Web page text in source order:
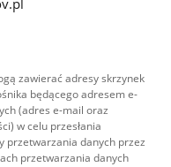
zawierać adresy skrzynek
będącego adresem e-
(adres e-mail oraz
w celu przesłania
przetwarzania danych przez
przetwarzania danych